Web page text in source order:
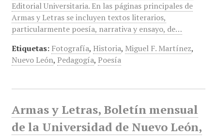
Editorial Universitaria. En las páginas principales de
Armas y Letras se incluyen textos literarios,
particularmente poesía, narrativa y ensayo, de…
Etiquetas: Fotografía, Historia, Miguel F. Martínez,
Nuevo León, Pedagogía, Poesía
Armas y Letras, Boletín mensual
de la Universidad de Nuevo León,